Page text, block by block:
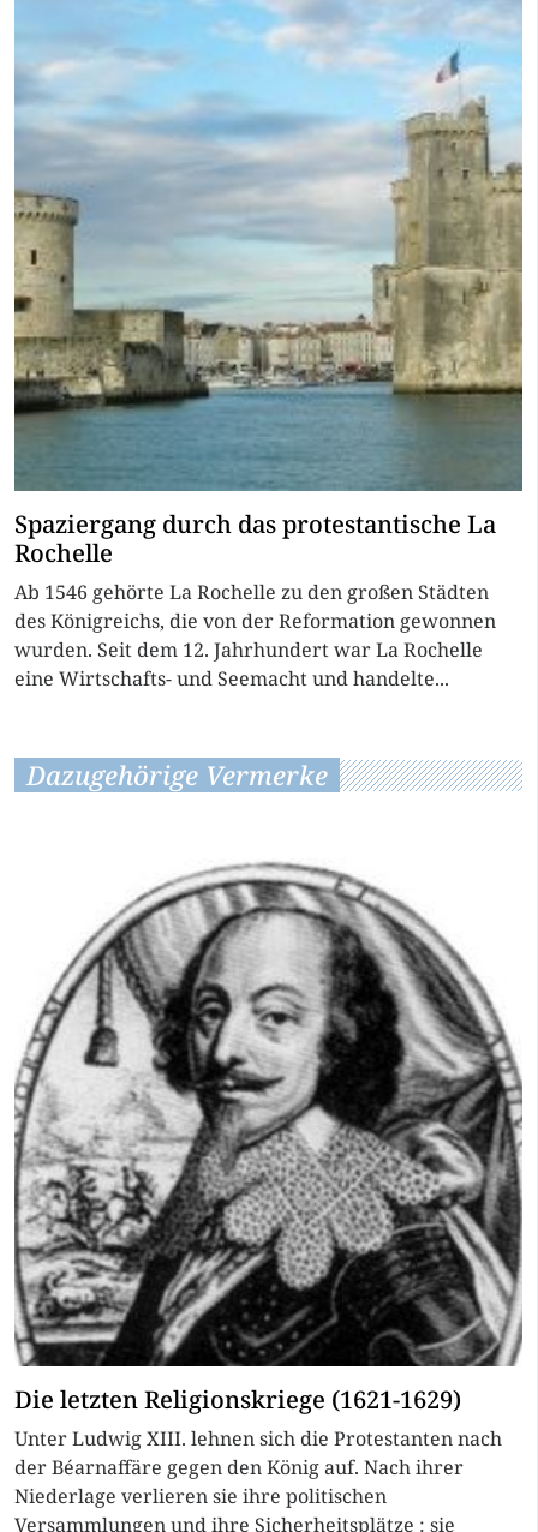
Spaziergang durch das protestantische La
Rochelle
Ab 1546 gehörte La Rochelle zu den großen Städten
des Königreichs, die von der Reformation gewonnen
wurden. Seit dem 12. Jahrhundert war La Rochelle
eine Wirtschafts- und Seemacht und handelte...
Dazugehörige Vermerke
Die letzten Religionskriege (1621-1629)
Unter Ludwig XIII. lehnen sich die Protestanten nach
der Béarnaffäre gegen den König auf. Nach ihrer
Niederlage verlieren sie ihre politischen
Versammlungen und ihre Sicherheitsplätze : sie